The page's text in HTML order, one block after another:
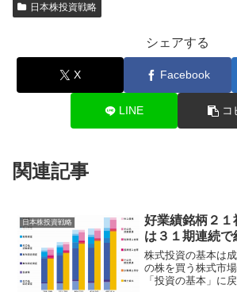
日本株投資戦略
シェアする
X Facebook
LINE コ
関連記事
日本株投資戦略
好業績銘柄２１
は３１期連続
株式投資の基本は
の株を買う株式市
「投資の基本」に